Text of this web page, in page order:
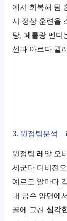
에서 회복해 팀
시 정상 훈련을
탕, 페를랑 멘디
센과 아르다 귈
3. 원정팀분석 –
원정팀 레알 오
세군다 디비전
예르모 알마다
내 공수 양면에
골에 그친 심각